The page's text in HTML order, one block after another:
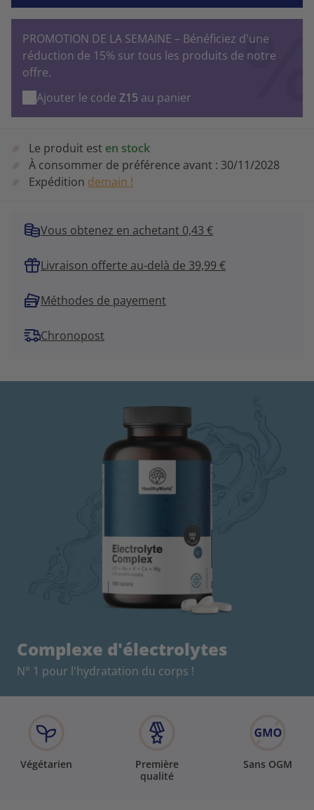
PROMOTION DE LA SEMAINE – Bénéficiez d'une
réduction de 15% sur tous les produits de notre
offre.
Ajouter le code Z15 au panier
Le produit est en stock
À consommer de préférence avant : 30/11/2028
Expédition demain !
Vous obtenez en achetant 0,43 €
Livraison offerte au-delà de 39,99 €
Méthodes de payement
Chronopost
Complexe d'électrolytes
N° 1 pour l'hydratation du corps !
Végétarien
Première
qualité
Sans OGM